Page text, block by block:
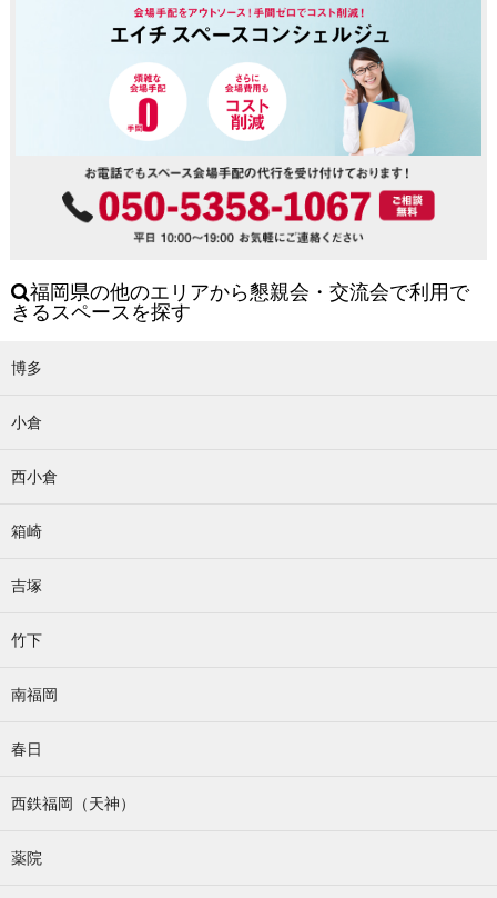
福岡県の他のエリアから懇親会・交流会で利用で
きるスペースを探す
博多
小倉
西小倉
箱崎
吉塚
竹下
南福岡
春日
西鉄福岡（天神）
薬院